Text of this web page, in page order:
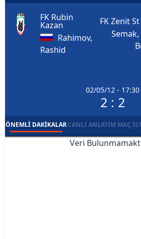
FK Rubin
Kazan
Rahimov,
Rashid
02/05/12 - 17:30
2 : 2
FK Zenit
ÖNEMLI DAKIKALARCANLI ANLATIM MAÇ
Veri